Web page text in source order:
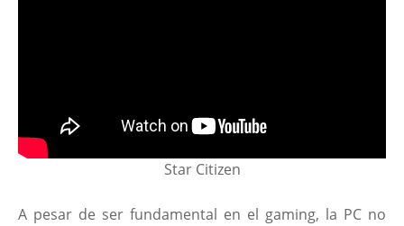
Star Citizen
A pesar de ser fundamental en el gaming, la PC no